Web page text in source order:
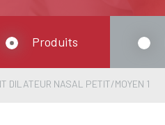
DILATEUR NASAL PETIT/MOYEN 1
Produits